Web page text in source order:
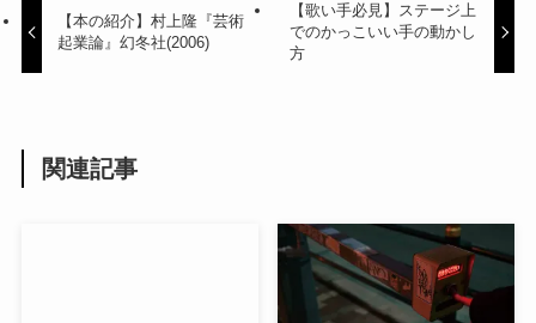
【本の紹介】村上隆『芸術
起業論』幻冬社(2006)
【歌い手必見】ステージ上
でのかっこいい手の動かし
方
関連記事